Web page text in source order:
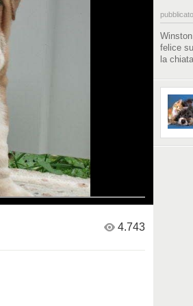
felice
la
4.743